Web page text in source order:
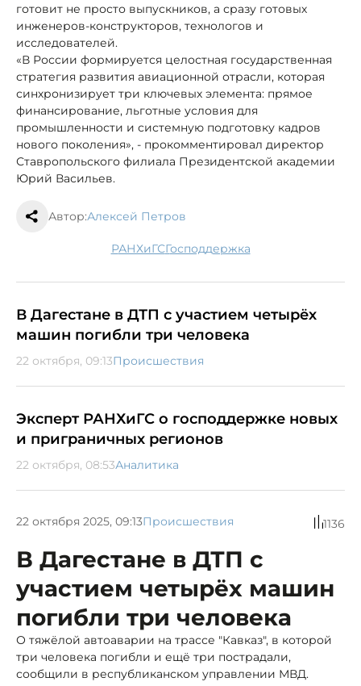
готовит не просто выпускников, а сразу готовых
инженеров-конструкторов, технологов и
исследователей.
«В России формируется целостная государственная
стратегия развития авиационной отрасли, которая
синхронизирует три ключевых элемента: прямое
финансирование, льготные условия для
промышленности и системную подготовку кадров
нового поколения», - прокомментировал директор
Ставропольского филиала Президентской академии
Юрий Васильев.
Автор:Алексей Петров
РАНХиГС господдержка
В Дагестане в ДТП с участием четырёх
машин погибли три человека
22 октября, 09:13Происшествия
Эксперт РАНХиГС о господдержке новых
и приграничных регионов
22 октября, 08:53Аналитика
22 октября 2025, 09:13Происшествия 1136
В Дагестане в ДТП с
участием четырёх машин
погибли три человека
О тяжёлой автоаварии на трассе "Кавказ", в которой
три человека погибли и ещё три пострадали,
сообщили в республиканском управлении МВД.